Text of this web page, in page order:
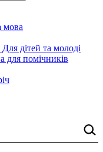
мова
дітей та молоді
для помічників